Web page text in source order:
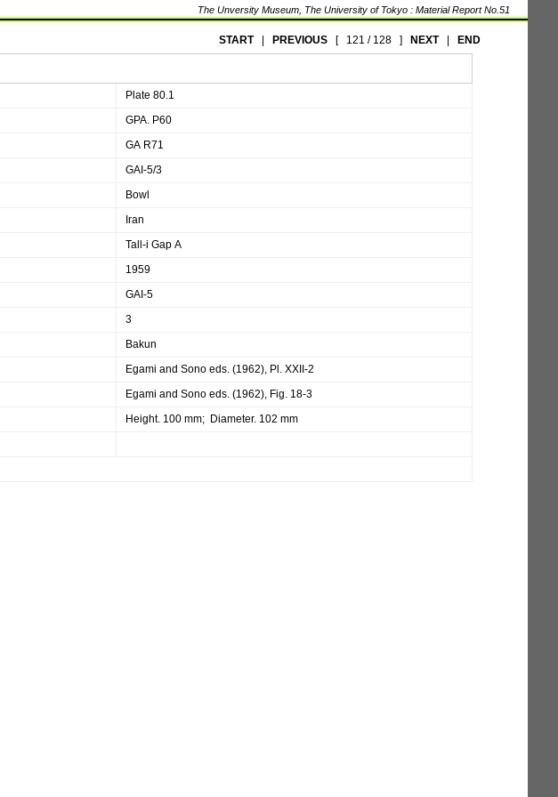
The Unversity Museum, The University of Tokyo : Material Report No.51
START| PREVIOUS[ 121 / 128] NEXT| END
Plate 80.1
GPA. P60
GA R71
GAI-5/3
Bowl
Iran
Tall-i Gap A
1959
GAI-5
3
Bakun
Egami and Sono eds. (1962), Pl. XXII-2
Egami and Sono eds. (1962), Fig. 18-3
Height. 100 mm; Diameter. 102 mm